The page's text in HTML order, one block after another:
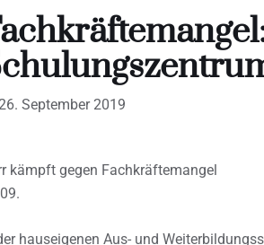
September 2019
kämpft gegen Fachkräftemangel
hauseigenen Aus- und